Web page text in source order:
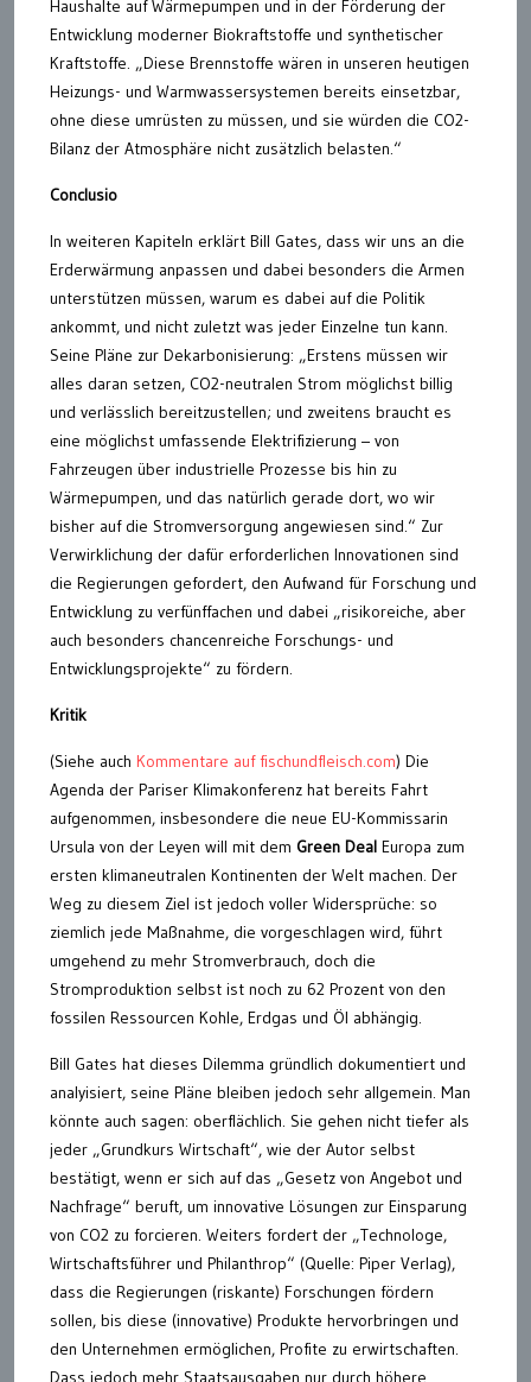
Haushalte auf Wärmepumpen und in der Förderung der
Entwicklung moderner Biokraftstoffe und synthetischer
Kraftstoffe. „Diese Brennstoffe wären in unseren heutigen
Heizungs- und Warmwassersystemen bereits einsetzbar,
ohne diese umrüsten zu müssen, und sie würden die CO2-
Bilanz der Atmosphäre nicht zusätzlich belasten.“
Conclusio
In weiteren Kapiteln erklärt Bill Gates, dass wir uns an die
Erderwärmung anpassen und dabei besonders die Armen
unterstützen müssen, warum es dabei auf die Politik
ankommt, und nicht zuletzt was jeder Einzelne tun kann.
Seine Pläne zur Dekarbonisierung: „Erstens müssen wir
alles daran setzen, CO2-neutralen Strom möglichst billig
und verlässlich bereitzustellen; und zweitens braucht es
eine möglichst umfassende Elektrifizierung – von
Fahrzeugen über industrielle Prozesse bis hin zu
Wärmepumpen, und das natürlich gerade dort, wo wir
bisher auf die Stromversorgung angewiesen sind.“ Zur
Verwirklichung der dafür erforderlichen Innovationen sind
die Regierungen gefordert, den Aufwand für Forschung und
Entwicklung zu verfünffachen und dabei „risikoreiche, aber
auch besonders chancenreiche Forschungs- und
Entwicklungsprojekte“ zu fördern.
Kritik
(Siehe auch Kommentare auf fischundfleisch.com) Die
Agenda der Pariser Klimakonferenz hat bereits Fahrt
aufgenommen, insbesondere die neue EU-Kommissarin
Ursula von der Leyen will mit dem Green Deal Europa zum
ersten klimaneutralen Kontinenten der Welt machen. Der
Weg zu diesem Ziel ist jedoch voller Widersprüche: so
ziemlich jede Maßnahme, die vorgeschlagen wird, führt
umgehend zu mehr Stromverbrauch, doch die
Stromproduktion selbst ist noch zu 62 Prozent von den
fossilen Ressourcen Kohle, Erdgas und Öl abhängig.
Bill Gates hat dieses Dilemma gründlich dokumentiert und
analyisiert, seine Pläne bleiben jedoch sehr allgemein. Man
könnte auch sagen: oberflächlich. Sie gehen nicht tiefer als
jeder „Grundkurs Wirtschaft“, wie der Autor selbst
bestätigt, wenn er sich auf das „Gesetz von Angebot und
Nachfrage“ beruft, um innovative Lösungen zur Einsparung
von CO2 zu forcieren. Weiters fordert der „Technologe,
Wirtschaftsführer und Philanthrop“ (Quelle: Piper Verlag),
dass die Regierungen (riskante) Forschungen fördern
sollen, bis diese (innovative) Produkte hervorbringen und
den Unternehmen ermöglichen, Profite zu erwirtschaften.